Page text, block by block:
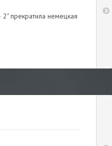
прекратила немецкая